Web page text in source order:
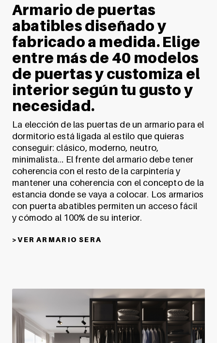
Armario de puertas
abatibles diseñado y
fabricado a medida. Elige
entre más de 40 modelos
de puertas y customiza el
interior según tu gusto y
necesidad.
La elección de las puertas de un armario para el
dormitorio está ligada al estilo que quieras
conseguir: clásico, moderno, neutro,
minimalista… El frente del armario debe tener
coherencia con el resto de la carpintería y
mantener una coherencia con el concepto de la
estancia donde se vaya a colocar. Los armarios
con puerta abatibles permiten un acceso fácil
y cómodo al 100% de su interior.
> V E R A R M A R I O S E R A